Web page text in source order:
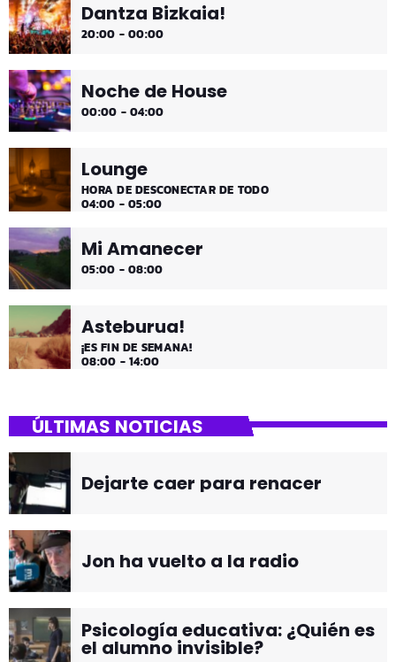
¡Toda la música!Dantza Bizkaia!
20:00 - 00:00
Noche de House
00:00 - 04:00
Lounge
HORA DE DESCONECTAR DE TODO
04:00 - 05:00
Mi Amanecer
05:00 - 08:00
Asteburua!
¡ES FIN DE SEMANA!
08:00 - 14:00
ÚLTIMAS NOTICIAS
Dejarte caer para renacer
Jon ha vuelto a la radio
Psicología educativa: ¿Quién es
el alumno invisible?